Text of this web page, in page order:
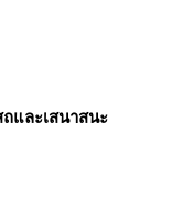
และเสนาสนะ